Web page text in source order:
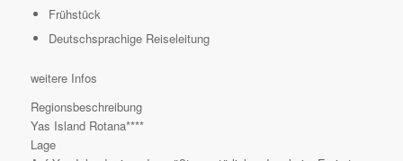
Frühstück
Deutschsprachige Reiseleitung
weitere Infos
Regionsbeschreibung
Yas Island Rotana****
Lage